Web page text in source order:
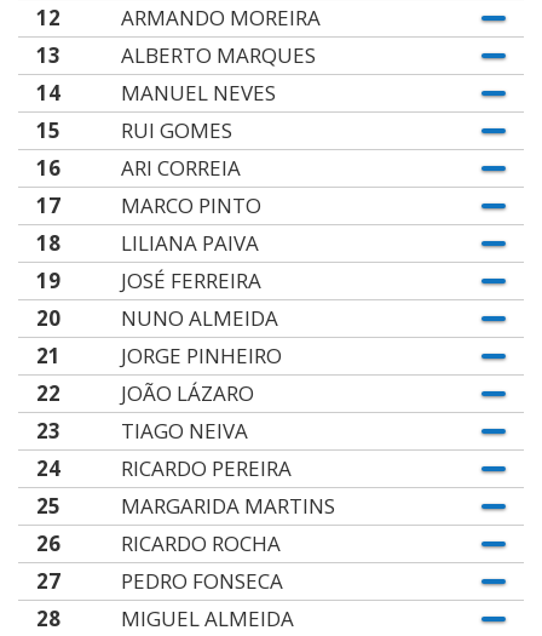
12
ARMANDO MOREIRA
13
ALBERTO MARQUES
14
MANUEL NEVES
15
RUI GOMES
16
ARI CORREIA
17
MARCO PINTO
18
LILIANA PAIVA
19
JOSÉ FERREIRA
20
NUNO ALMEIDA
21
JORGE PINHEIRO
22
JOÃO LÁZARO
23
TIAGO NEIVA
24
RICARDO PEREIRA
25
MARGARIDA MARTINS
26
RICARDO ROCHA
27
PEDRO FONSECA
28
MIGUEL ALMEIDA